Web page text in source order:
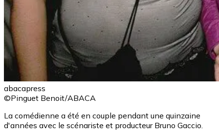
abacapress
©Pinguet Benoit/ABACA
La comédienne a été en couple pendant une quinzaine
d'années avec le scénariste et producteur Bruno Gaccio.